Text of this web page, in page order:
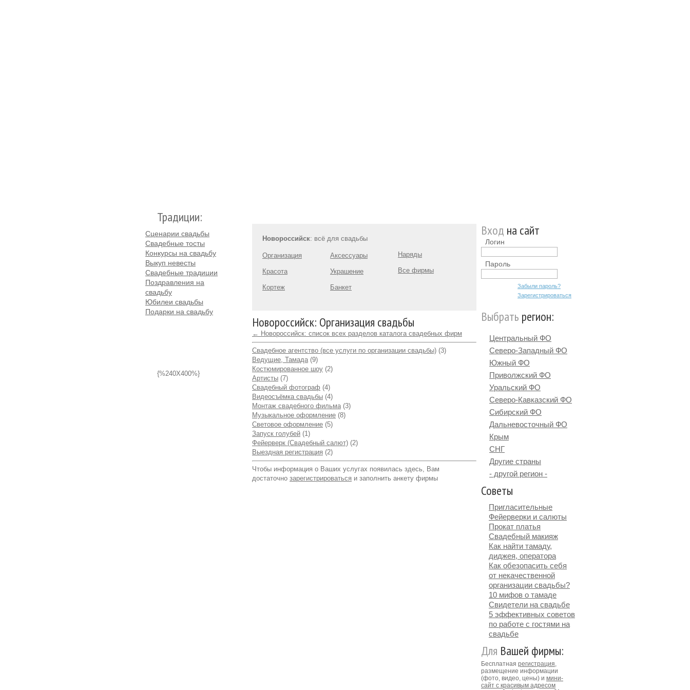
Традиции:
Сценарии свадьбы
Свадебные тосты
Конкурсы на свадьбу
Выкуп невесты
Свадебные традиции
Поздравления на
свадьбу
Юбилеи свадьбы
Подарки на свадьбу
{%240X400%}
Новороссийск: всё для свадьбы
Организация
Красота
Кортеж
Аксессуары
Украшение
Банкет
Наряды
Все фирмы
Новороссийск: Организация свадьбы
← Новороссийск: список всех разделов каталога свадебных фирм
Свадебное агентство (все услуги по организации свадьбы) (3)
Ведущие, Тамада(9)
Костюмированное шоу (2)
Артисты (7)
Свадебный фотограф (4)
Видеосъёмка свадьбы (4)
Монтаж свадебного фильма(3)
Музыкальное оформление (8)
Световое оформление (5)
Запуск голубей (1)
Фейерверк (Свадебный салют) (2)
Выездная регистрация (2)
Чтобы информация о Ваших услугах появилась здесь, Вам
достаточно зарегистрироваться и заполнить анкету фирмы
Вход на сайт
Логин
Пароль
Забыли пароль?
Зарегистрироваться
Выбрать регион:
Центральный ФО
Северо-Западный ФО
Южный ФО
Приволжский ФО
Уральский ФО
Северо-Кавказский ФО
Сибирский ФО
Дальневосточный ФО
Крым
СНГ
Другие страны
- другой регион -
Советы
Пригласительные
Фейерверки и салюты
Прокат платья
Свадебный макияж
Как найти тамаду,
диджея, оператора
Как обезопасить себя
от некачественной
организации свадьбы?
10 мифов о тамаде
Свидетели на свадьбе
5 эффективных советов
по работе с гостями на
свадьбе
Для Вашей фирмы:
Бесплатная регистрация,
размещение информации
(фото, видео, цены) и мини-
сайт с красивым адресом